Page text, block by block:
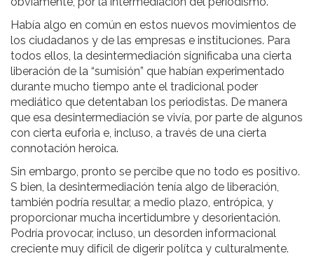
Había algo en común en estos nuevos movimientos de
los ciudadanos y de las empresas e instituciones. Para
todos ellos, la desintermediación significaba una cierta
liberación de la “sumisión” que habían experimentado
durante mucho tiempo ante el tradicional poder
mediático que detentaban los periodistas. De manera
que esa desintermediación se vivía, por parte de algunos
con cierta euforia e, incluso, a través de una cierta
connotación heroica.
Sin embargo, pronto se percibe que no todo es positivo.
S bien, la desintermediación tenía algo de liberación,
también podría resultar, a medio plazo, entrópica, y
proporcionar mucha incertidumbre y desorientación.
Podría provocar, incluso, un desorden informacional
creciente muy difícil de digerir polítca y culturalmente.